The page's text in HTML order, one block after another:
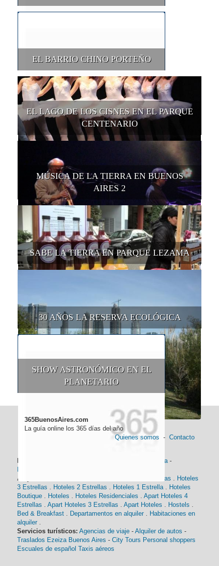
EL BARRIO CHINO PORTEÑO
EL LAGO DE LOS CISNES EN EL PARQUE
CENTENARIO
MÚSICA DE LA TIERRA EN BUENOS
AIRES 2
SABE LA TIERRA EN PARQUE LEZAMA
30 AÑOS LA RESERVA ECOLÓGICA
SHOW ASTRONÓMICO EN EL
PLANETARIO
365BuenosAires.com
La guía online los 365 días del año
Quienes somos - Contacto
Información general: Historia -
Distancias
Alojamiento:
Hoteles 4 Estrellas
Hoteles
3 Estrellas
Hoteles 2 Estrellas Hoteles 1 Estrella
Hoteles
Boutique
Hoteles Hoteles Residenciales
Apart Hoteles 4
Estrellas
Apart Hoteles 3 Estrellas Apart Hoteles Hostels
Bed & Breakfast
Departamentos en alquiler
Habitaciones en
alquiler
Servicios turísticos: Agencias de viaje - Alquiler de autos -
Traslados Ezeiza Buenos Aires - City Tours Personal shoppers
Escuales de español Taxis aéreos